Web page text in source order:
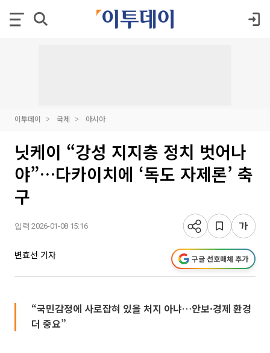
이투데이 국제 아시아
닛케이 “강성 지지층 정치 벗어나
야”…다카이치에 ‘독도 자제론’ 축
구
입력 2026-01-08 15:16
변효선 기자 구글 선호매체 추가
“국민감정에 사로잡혀 있을 처지 아냐…안보·경제 환경
더 중요”